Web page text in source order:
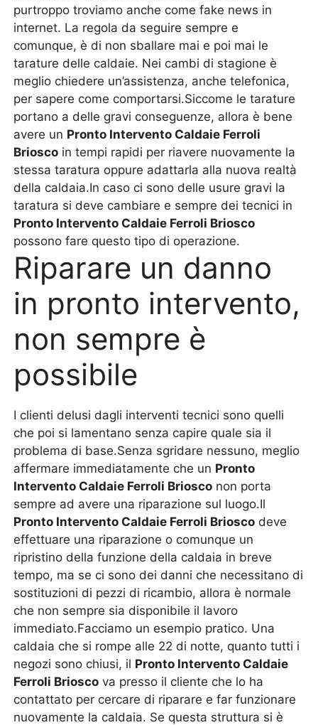
purtroppo troviamo anche come fake news in
internet. La regola da seguire sempre e
comunque, è di non sballare mai e poi mai le
tarature delle caldaie. Nei cambi di stagione è
meglio chiedere un’assistenza, anche telefonica,
per sapere come comportarsi.Siccome le tarature
portano a delle gravi conseguenze, allora è bene
avere un Pronto Intervento Caldaie Ferroli
Briosco in tempi rapidi per riavere nuovamente la
stessa taratura oppure adattarla alla nuova realtà
della caldaia.In caso ci sono delle usure gravi la
taratura si deve cambiare e sempre dei tecnici in
Pronto Intervento Caldaie Ferroli Briosco
possono fare questo tipo di operazione.
Riparare un danno
in pronto intervento,
non sempre è
possibile
I clienti delusi dagli interventi tecnici sono quelli
che poi si lamentano senza capire quale sia il
problema di base.Senza sgridare nessuno, meglio
affermare immediatamente che un Pronto
Intervento Caldaie Ferroli Briosco non porta
sempre ad avere una riparazione sul luogo.Il
Pronto Intervento Caldaie Ferroli Briosco deve
effettuare una riparazione o comunque un
ripristino della funzione della caldaia in breve
tempo, ma se ci sono dei danni che necessitano di
sostituzioni di pezzi di ricambio, allora è normale
che non sempre sia disponibile il lavoro
immediato.Facciamo un esempio pratico. Una
caldaia che si rompe alle 22 di notte, quanto tutti i
negozi sono chiusi, il Pronto Intervento Caldaie
Ferroli Briosco va presso il cliente che lo ha
contattato per cercare di riparare e far funzionare
nuovamente la caldaia. Se questa struttura si è